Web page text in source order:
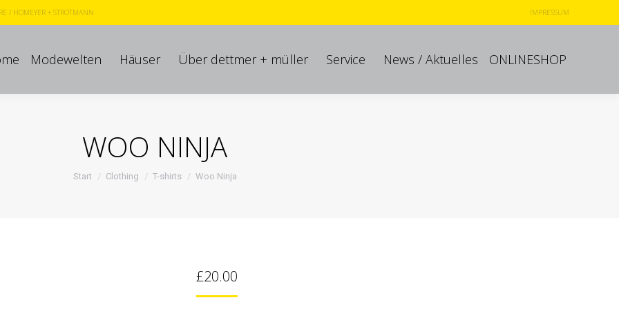
/ HOMEYER + STROTMANN IMPRESSUM
Modewelten Häuser Über dettmer + müller Service News / Aktuelles ONLINESHOP
WOO NINJA
Sie befinden sich hier:
Start Clothing T-shirts Woo Ninja
£20.00
Modewelten Häuser Über dettmer + müller Service News / Aktuelles ONLINESHOP